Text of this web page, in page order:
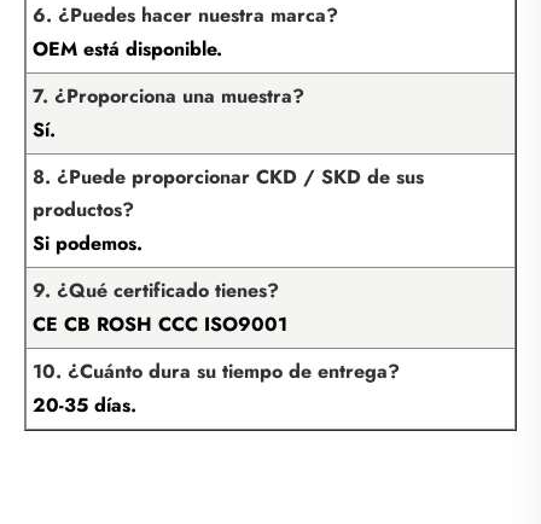
6. ¿Puedes hacer nuestra marca?
OEM está disponible.
7. ¿Proporciona una muestra?
Sí.
8. ¿Puede proporcionar CKD / SKD de sus
productos?
Si podemos.
9. ¿Qué certificado tienes?
CE CB ROSH CCC ISO9001
10. ¿Cuánto dura su tiempo de entrega?
20-35 días.